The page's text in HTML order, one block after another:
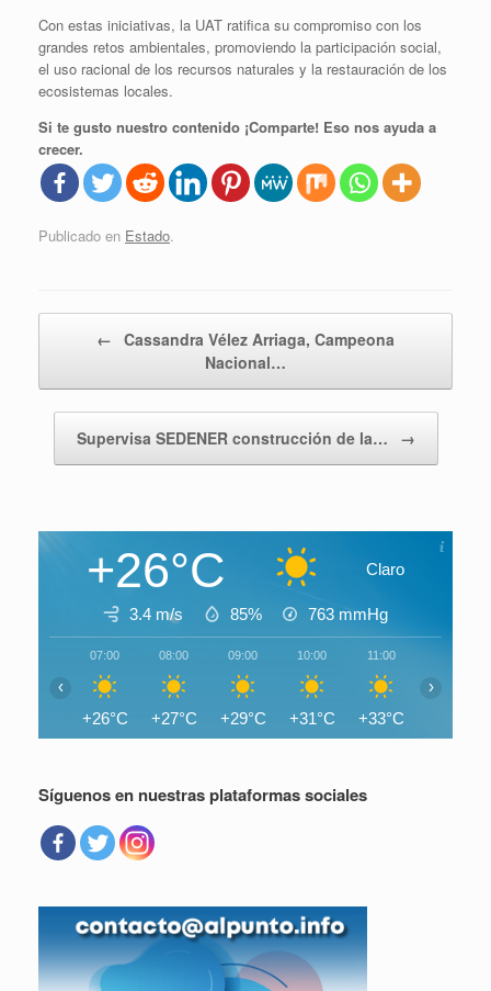
Con estas iniciativas, la UAT ratifica su compromiso con los
grandes retos ambientales, promoviendo la participación social,
el uso racional de los recursos naturales y la restauración de los
ecosistemas locales.
Si te gusto nuestro contenido ¡Comparte! Eso nos ayuda a
crecer.
Publicado en Estado.
← Cassandra Vélez Arriaga, Campeona
Nacional…
Supervisa SEDENER construcción de la… →
+26°C Claro
3.4 m/s 85% 763 mmHg
07:00
+26°C
08:00
+27°C
09:00
+29°C
10:00
+31°C
11:00
+33°C
‹ ›
Síguenos en nuestras plataformas sociales